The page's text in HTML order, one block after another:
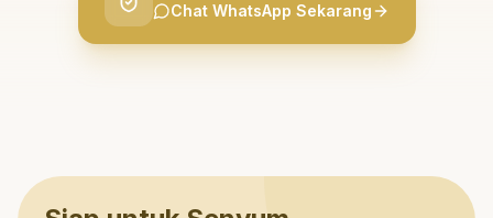
Chat WhatsApp Sekarang